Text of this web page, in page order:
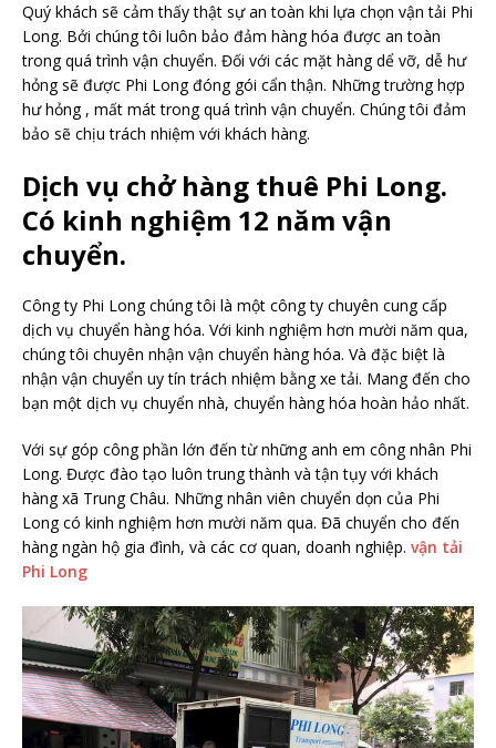
Quý khách sẽ cảm thấy thật sự an toàn khi lựa chọn vận tải Phi
Long. Bởi chúng tôi luôn bảo đảm hàng hóa được an toàn
trong quá trình vận chuyển. Đối với các mặt hàng dể vỡ, dễ hư
hỏng sẽ được Phi Long đóng gói cẩn thận. Những trường hợp
hư hỏng , mất mát trong quá trình vận chuyển. Chúng tôi đảm
bảo sẽ chịu trách nhiệm với khách hàng.
Dịch vụ chở hàng thuê Phi Long.
Có kinh nghiệm 12 năm vận
chuyển.
Công ty Phi Long chúng tôi là một công ty chuyên cung cấp
dịch vụ chuyển hàng hóa. Với kinh nghiệm hơn mười năm qua,
chúng tôi chuyên nhận vận chuyển hàng hóa. Và đặc biệt là
nhận vận chuyển uy tín trách nhiệm bằng xe tải. Mang đến cho
bạn một dịch vụ chuyển nhà, chuyển hàng hóa hoàn hảo nhất.
Với sự góp công phần lớn đến từ những anh em công nhân Phi
Long. Được đào tạo luôn trung thành và tận tụy với khách
hàng xã Trung Châu. Những nhân viên chuyển dọn của Phi
Long có kinh nghiệm hơn mười năm qua. Đã chuyển cho đến
hàng ngàn hộ gia đình, và các cơ quan, doanh nghiệp. vận tải
Phi Long